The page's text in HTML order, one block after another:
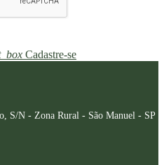
Cadastre-se
S/N - Zona Rural - São Manuel - SP